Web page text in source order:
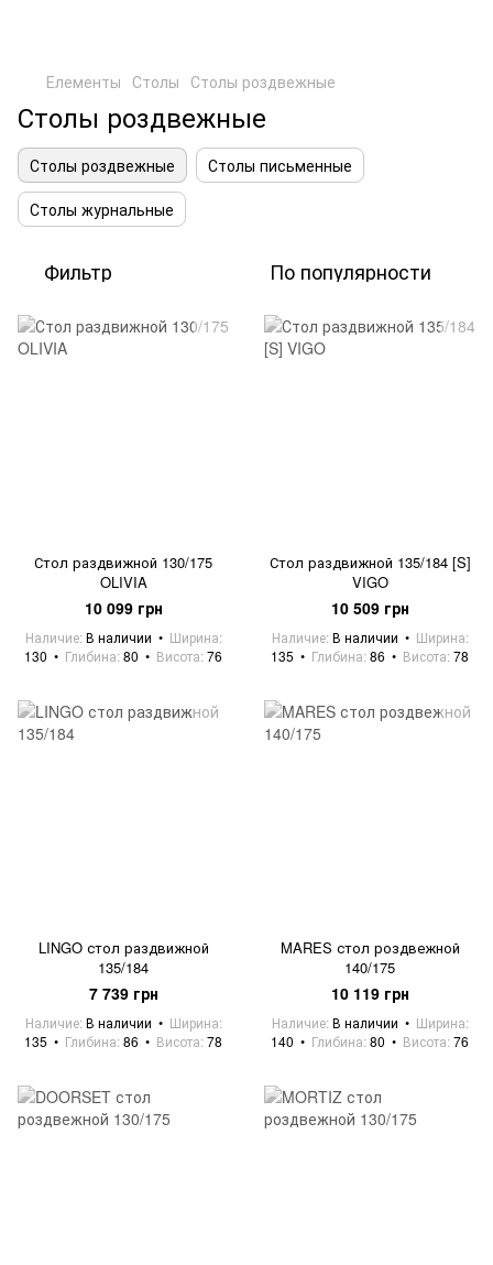
Елементы Столы Столы роздвежные
Столы роздвежные
Столы роздвежные
Столы письменные
Столы журнальные
Фильтр По популярности
Стол раздвижной 130/175
OLIVIA
10 099 грн
Наличие В наличии
Ширина
130
Глибина 80 Висота 76
Стол раздвижной 135/184 [S]
VIGO
10 509 грн
Наличие В наличии
Ширина
135
Глибина 86 Висота 78
LINGO стол раздвижной
135/184
7 739 грн
Наличие В наличии
Ширина
135
Глибина 86 Висота 78
MARES стол роздвежной
140/175
10 119 грн
Наличие В наличии
Ширина
140
Глибина 80 Висота 76